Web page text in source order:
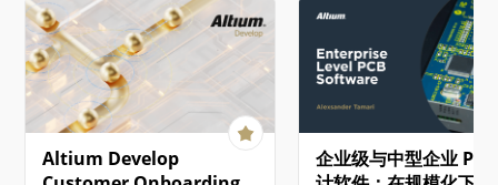
织，Altium 提供了基于美国的
Altium 365 GovCloud ，在
AWS GovCloud区域运行，并
提供额外的数据保护措施。 ►
更多信息，请参见Altium 365
GovCloud及其相关常见问题解
答。 注册Altium账户 访问
Altium软件和服务需要您有一
个与您的电子邮件地址相关联
置板制造视图的绘图表现
式。通用视图属性在该面
General 选项卡（）中配
比例 Scale， Use
Scale 使用这些选项配置
比例。更多信息请参阅 使
图 页面。 标题 Title，
Location， Font 使用这
配置视图的标题。更多信
Altium Develop
企业级与中型企业